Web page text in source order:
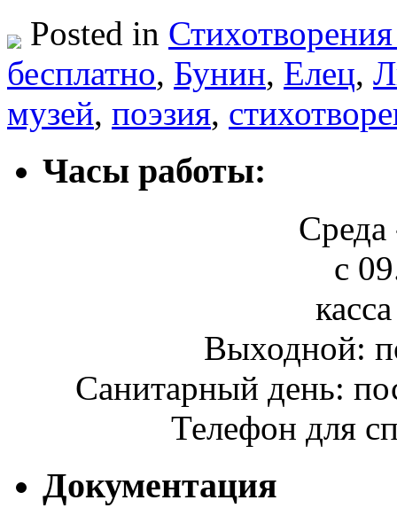
Posted in
бесплатно, Бунин, Елец,
музей, поэзия,
Часы работы:
Среда
с
Выходной:
Санитарный день:
Телефон для
Документация